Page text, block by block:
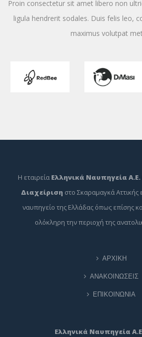
Proin consectetur sit amet libero non
ligula hendrerit sodales. Duis felis leo,
maximus volutpat
Η εταιρεία Ελληνικά Ναυπηγεία
Διαχείριση στο Σκαραμαγκά Αττικής
ναυπηγείο της Ελλάδας όπως επίσης
ολόκληρη την περιοχή της
ΑΡΧΙΚΗ
ΑΝΑΚΟΙΝΩΣΕΙΣ
ΕΠΙΚΟΙΝΩΝΙΑ
Ελληνικά Ναυπηγεία